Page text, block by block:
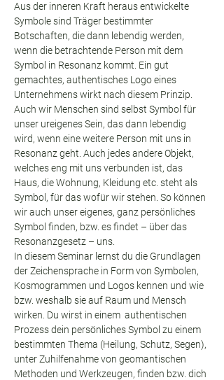
Aus der inneren Kraft heraus entwickelte
Symbole sind Träger bestimmter
Botschaften, die dann lebendig werden,
wenn die betrachtende Person mit dem
Symbol in Resonanz kommt. Ein gut
gemachtes, authentisches Logo eines
Unternehmens wirkt nach diesem Prinzip.
Auch wir Menschen sind selbst Symbol für
unser ureigenes Sein, das dann lebendig
wird, wenn eine weitere Person mit uns in
Resonanz geht. Auch jedes andere Objekt,
welches eng mit uns verbunden ist, das
Haus, die Wohnung, Kleidung etc. steht als
Symbol, für das wofür wir stehen. So können
wir auch unser eigenes, ganz persönliches
Symbol finden, bzw. es findet – über das
Resonanzgesetz – uns.
In diesem Seminar lernst du die Grundlagen
der Zeichensprache in Form von Symbolen,
Kosmogrammen und Logos kennen und wie
bzw. weshalb sie auf Raum und Mensch
wirken. Du wirst in einem  authentischen
Prozess dein persönliches Symbol zu einem
bestimmten Thema (Heilung, Schutz, Segen),
unter Zuhilfenahme von geomantischen
Methoden und Werkzeugen, finden bzw. dich